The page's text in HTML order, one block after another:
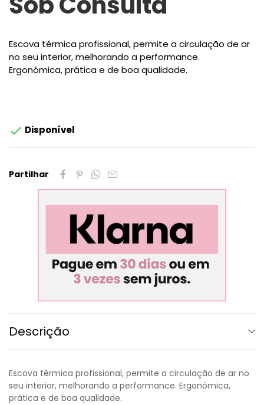
Escova térmica profissional, permite a circulação de ar
no seu interior, melhorando a performance.
Ergonómica, prática e de boa qualidade.
 Disponível
Partilhar
Descrição
Escova térmica profissional, permite a circulação de ar no
seu interior, melhorando a performance. Ergonómica,
prática e de boa qualidade.